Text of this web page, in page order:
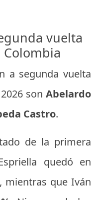
vuelta
a segunda vuelta
son Abelardo
Castro.
de la primera
quedó en
, mientras que Iván